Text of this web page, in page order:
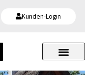
Kunden-Login